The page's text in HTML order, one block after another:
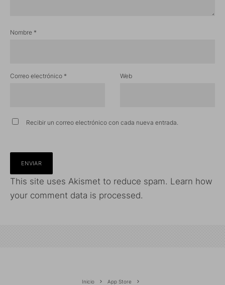
Nombre *
Correo electrónico * Web
Recibir un correo electrónico con cada nueva entrada.
This site uses Akismet to reduce spam. Learn how
your comment data is processed.
Inicio
App Store